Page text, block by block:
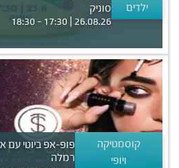
ילדים
סוניק
26.08.26 | 17:30 - 18:30
קוסמטיקה
ויופי
פופ-אפ ביוטי עם
רמלה